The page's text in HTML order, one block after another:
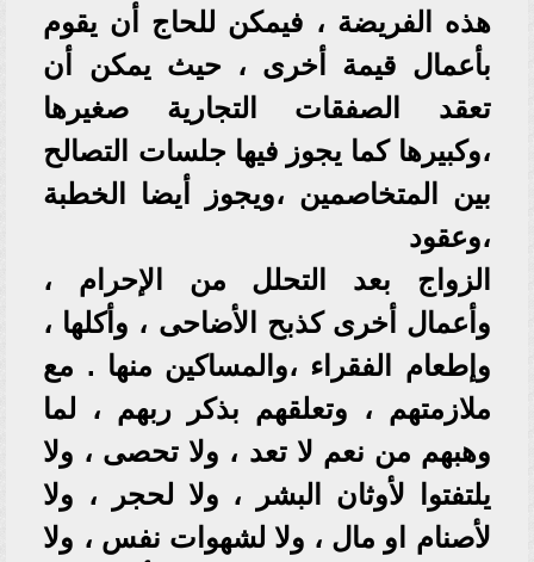
هذه الفريضة ، فيمكن للحاج أن يقوم
بأعمال قيمة أخرى ، حيث يمكن أن
تعقد الصفقات التجارية صغيرها
،وكبيرها كما يجوز فيها جلسات التصالح
بين المتخاصمين ،ويجوز أيضا الخطبة
،وعقود
الزواج بعد التحلل من الإحرام ،
وأعمال أخرى كذبح الأضاحى ، وأكلها ،
وإطعام الفقراء ،والمساكين منها . مع
ملازمتهم ، وتعلقهم بذكر ربهم ، لما
وهبهم من نعم لا تعد ، ولا تحصى ، ولا
يلتفتوا لأوثان البشر ، ولا لحجر ، ولا
لأصنام او مال ، ولا لشهوات نفس ، ولا